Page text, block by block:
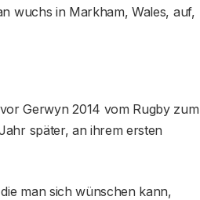
wuchs in Markham, Wales, auf,
Gerwyn 2014 vom Rugby zum
später, an ihrem ersten
man sich wünschen kann,